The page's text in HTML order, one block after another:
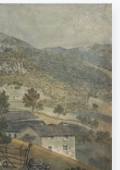
a cena – ex: prado verde,
com muito vermelho, pintura
escura, nu em pé ao lado de
uma árvore.